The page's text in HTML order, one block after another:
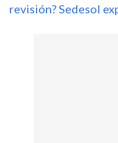
revisión? Sedesol